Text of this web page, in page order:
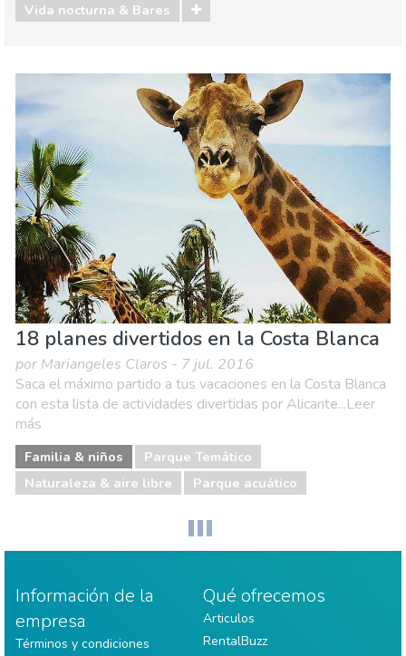
Vida nocturna & Bares
Comida & Restaurantes
Deporte & aventura
Dónde quedarse
Familia & niños
Museos & Arte
Naturaleza & aire libre
Playas
Vida nocturna & Bares
18 planes divertidos en la Costa Blanca
por Mariangeles Claros - 7 jul. 2016
Saca el máximo partido a tus vacaciones en la Costa Blanca
con esta lista de actividades divertidas por Alicante...Leer
más
Familia & niños
Parque Temático
Naturaleza & aire libre
Parque acuático
Información de la
empresa
Términos y condiciones
Qué ofrecemos
Articulos
RentalBuzz